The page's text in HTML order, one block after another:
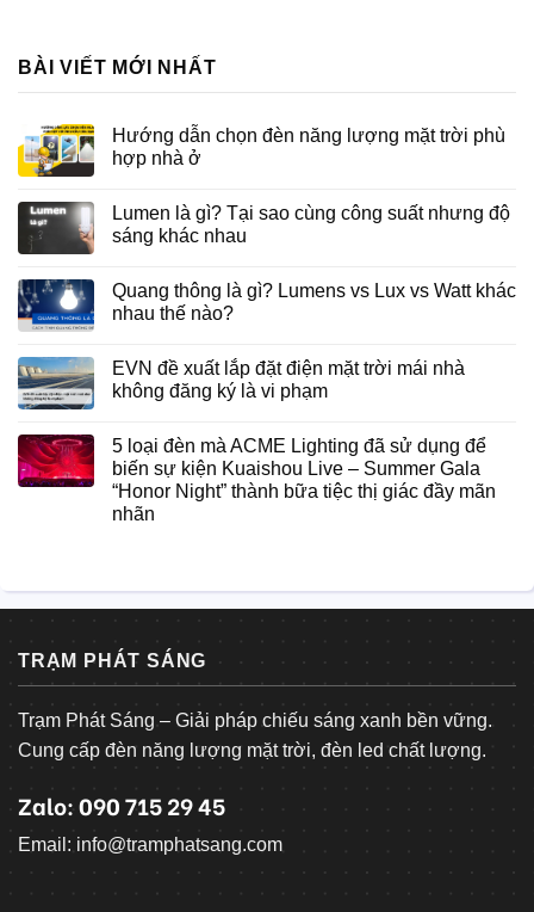
BÀI VIẾT MỚI NHẤT
Hướng dẫn chọn đèn năng lượng mặt trời phù
hợp nhà ở
Lumen là gì? Tại sao cùng công suất nhưng độ
sáng khác nhau
Quang thông là gì? Lumens vs Lux vs Watt khác
nhau thế nào?
EVN đề xuất lắp đặt điện mặt trời mái nhà
không đăng ký là vi phạm
5 loại đèn mà ACME Lighting đã sử dụng để
biến sự kiện Kuaishou Live – Summer Gala
“Honor Night” thành bữa tiệc thị giác đầy mãn
nhãn
TRẠM PHÁT SÁNG
Trạm Phát Sáng – Giải pháp chiếu sáng xanh bền vững.
Cung cấp đèn năng lượng mặt trời, đèn led chất lượng.
Zalo: 090 715 29 45
Email: info@tramphatsang.com